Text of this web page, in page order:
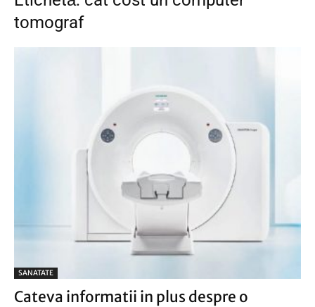
tomograf
SANATATE
Cateva informatii in plus despre o